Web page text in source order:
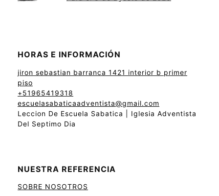
HORAS E INFORMACIÓN
jiron sebastian barranca 1421 interior b primer
piso
+51965419318
escuelasabaticaadventista@gmail.com
Leccion De Escuela Sabatica | Iglesia Adventista
Del Septimo Dia
NUESTRA REFERENCIA
SOBRE NOSOTROS